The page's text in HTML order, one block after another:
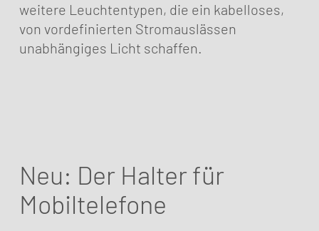
weitere Leuchtentypen, die ein kabelloses,
von vordefinierten Stromauslässen
unabhängiges Licht schaffen.
Neu: Der Halter für
Mobiltelefone